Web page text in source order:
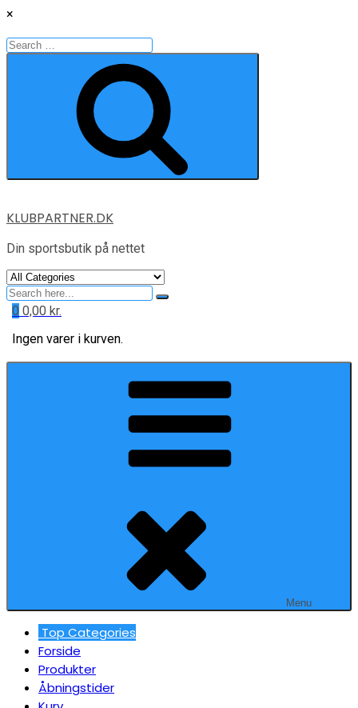
×
Search
for:
Skip
content
KLUBPARTNER.DK
Din sportsbutik på nettet
Search
for
0 0,00 kr.
Ingen varer i kurven.
Menu
Top Categories
Forside
Produkter
Åbningstider